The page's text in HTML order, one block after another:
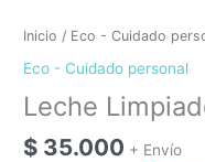
Inicio / Eco - Cuidado
Eco - Cuidado personal
Leche
$ 35.000 + Envío